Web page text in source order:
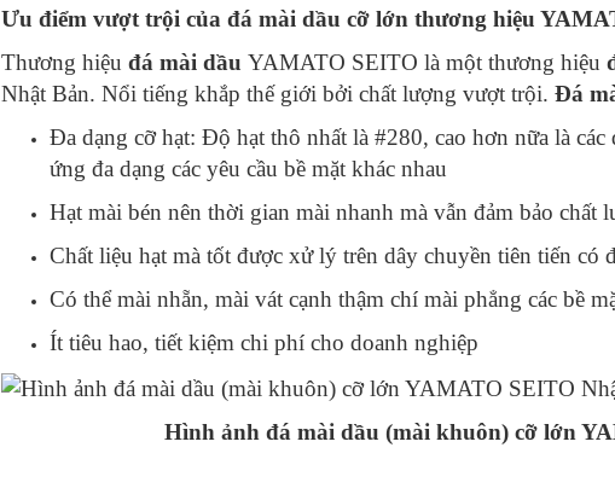
Ưu điểm vượt trội của đá mài dầu cỡ lớn thương hiệu
Thương hiệu đá mài dầu YAMATO SEITO là một thương hiệu
Nhật Bản. Nổi tiếng khắp thế giới bởi chất lượng vượt trội. Đá
Đa dạng cỡ hạt: Độ hạt thô nhất là #280, cao hơn nữa là
ứng đa dạng các yêu cầu bề mặt khác nhau
Hạt mài bén nên thời gian mài nhanh mà vẫn đảm bảo chất
Chất liệu hạt mà tốt được xử lý trên dây chuyền tiên tiến có
Có thể mài nhẵn, mài vát cạnh thậm chí mài phẳng các bề
Ít tiêu hao, tiết kiệm chi phí cho doanh nghiệp
Hình ảnh đá mài dầu (mài khuôn) cỡ lớn